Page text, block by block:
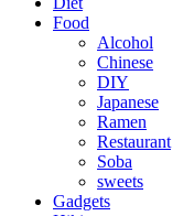
Food
Alcohol
Chinese
DIY
Japanese
Ramen
Restaurant
Soba
sweets
Gadgets